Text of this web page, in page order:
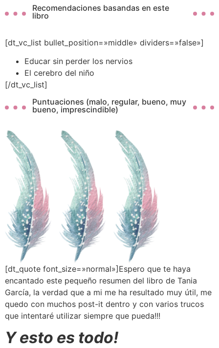
Recomendaciones basandas en este
libro
[dt_vc_list bullet_position=»middle» dividers=»false»]
Educar sin perder los nervios
El cerebro del niño
[/dt_vc_list]
Puntuaciones (malo, regular, bueno, muy
bueno, imprescindible)
[dt_quote font_size=»normal»]Espero que te haya
encantado este pequeño resumen del libro de Tania
García, la verdad que a mi me ha resultado muy útil, me
quedo con muchos post-it dentro y con varios trucos
que intentaré utilizar siempre que pueda!!!
Y esto es todo!